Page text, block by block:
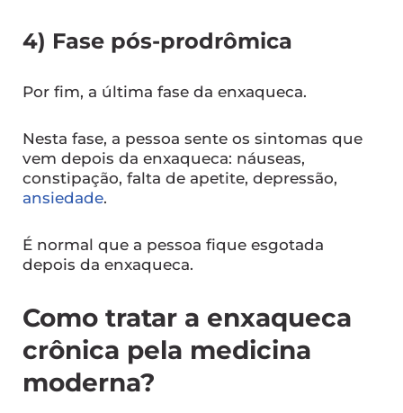
4) Fase pós-prodrômica
Por fim, a última fase da enxaqueca.
Nesta fase, a pessoa sente os sintomas que
vem depois da enxaqueca: náuseas,
constipação, falta de apetite, depressão,
ansiedade.
É normal que a pessoa fique esgotada
depois da enxaqueca.
Como tratar a enxaqueca
crônica pela medicina
moderna?